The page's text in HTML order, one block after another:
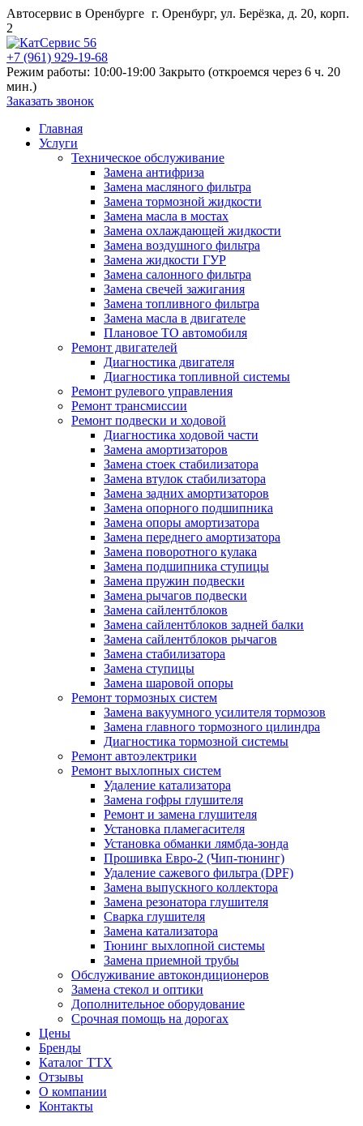
Автосервис в Оренбурге г. Оренбург, ул. Берёзка, д. 20, корп.
2
+7 (961) 929-19-68
Режим работы: 10:00-19:00 Закрыто (откроемся через 6 ч. 20
мин.)
Заказать звонок
Главная
Услуги
Техническое обслуживание
Замена антифриза
Замена масляного фильтра
Замена тормозной жидкости
Замена масла в мостах
Замена охлаждающей жидкости
Замена воздушного фильтра
Замена жидкости ГУР
Замена салонного фильтра
Замена свечей зажигания
Замена топливного фильтра
Замена масла в двигателе
Плановое ТО автомобиля
Ремонт двигателей
Диагностика двигателя
Диагностика топливной системы
Ремонт рулевого управления
Ремонт трансмиссии
Ремонт подвески и ходовой
Диагностика ходовой части
Замена амортизаторов
Замена стоек стабилизатора
Замена втулок стабилизатора
Замена задних амортизаторов
Замена опорного подшипника
Замена опоры амортизатора
Замена переднего амортизатора
Замена поворотного кулака
Замена подшипника ступицы
Замена пружин подвески
Замена рычагов подвески
Замена сайлентблоков
Замена сайлентблоков задней балки
Замена сайлентблоков рычагов
Замена стабилизатора
Замена ступицы
Замена шаровой опоры
Ремонт тормозных систем
Замена вакуумного усилителя тормозов
Замена главного тормозного цилиндра
Диагностика тормозной системы
Ремонт автоэлектрики
Ремонт выхлопных систем
Удаление катализатора
Замена гофры глушителя
Ремонт и замена глушителя
Установка пламегасителя
Установка обманки лямбда-зонда
Прошивка Евро-2 (Чип-тюнинг)
Удаление сажевого фильтра (DPF)
Замена выпускного коллектора
Замена резонатора глушителя
Сварка глушителя
Замена катализатора
Тюнинг выхлопной системы
Замена приемной трубы
Обслуживание автокондиционеров
Замена стекол и оптики
Дополнительное оборудование
Срочная помощь на дорогах
Цены
Бренды
Каталог ТТХ
Отзывы
О компании
Контакты